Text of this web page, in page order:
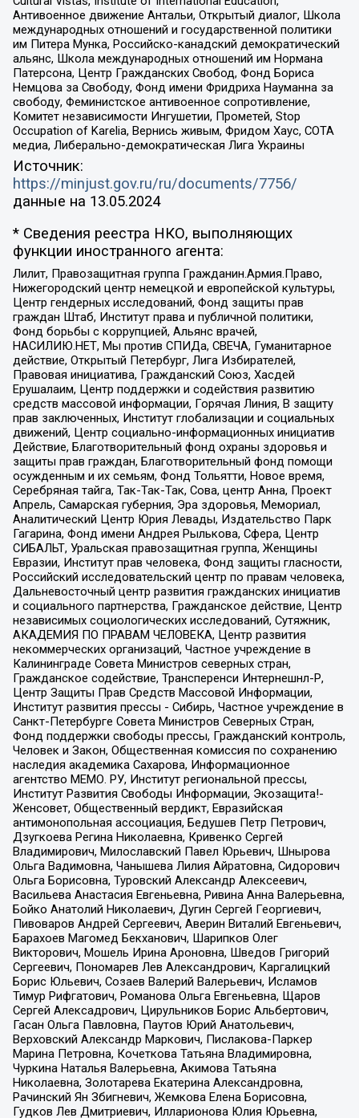
Антивоенное движение Антальи, Открытый диалог, Школа
международных отношений и государственной политики
им Питера Мунка, Российско-канадский демократический
альянс, Школа международных отношений им Нормана
Патерсона, Центр Гражданских Свобод, Фонд Бориса
Немцова за Свободу, Фонд имени Фридриха Науманна за
свободу, Феминистское антивоенное сопротивление,
Комитет независимости Ингушетии, Прометей, Stop
Occupation of Karelia, Вернись живым, Фридом Хаус, СОТА
медиа, Либерально-демократическая Лига Украины
Источник:
https://minjust.gov.ru/ru/documents/7756/
данные на 13.05.2024
* Сведения реестра НКО, выполняющих
функции иностранного агента:
Лилит, Правозащитная группа Гражданин.Армия.Право,
Нижегородский центр немецкой и европейской культуры,
Центр гендерных исследований, Фонд защиты прав
граждан Штаб, Институт права и публичной политики,
Фонд борьбы с коррупцией, Альянс врачей,
НАСИЛИЮ.НЕТ, Мы против СПИДа, СВЕЧА, Гуманитарное
действие, Открытый Петербург, Лига Избирателей,
Правовая инициатива, Гражданский Союз, Хасдей
Ерушалаим, Центр поддержки и содействия развитию
средств массовой информации, Горячая Линия, В защиту
прав заключенных, Институт глобализации и социальных
движений, Центр социально-информационных инициатив
Действие, Благотворительный фонд охраны здоровья и
защиты прав граждан, Благотворительный фонд помощи
осужденным и их семьям, Фонд Тольятти, Новое время,
Серебряная тайга, Так-Так-Так, Сова, центр Анна, Проект
Апрель, Самарская губерния, Эра здоровья, Мемориал,
Аналитический Центр Юрия Левады, Издательство Парк
Гагарина, Фонд имени Андрея Рылькова, Сфера, Центр
СИБАЛЬТ, Уральская правозащитная группа, Женщины
Евразии, Институт прав человека, Фонд защиты гласности,
Российский исследовательский центр по правам человека,
Дальневосточный центр развития гражданских инициатив
и социального партнерства, Гражданское действие, Центр
независимых социологических исследований, Сутяжник,
АКАДЕМИЯ ПО ПРАВАМ ЧЕЛОВЕКА, Центр развития
некоммерческих организаций, Частное учреждение в
Калининграде Совета Министров северных стран,
Гражданское содействие, Трансперенси Интернешнл-Р,
Центр Защиты Прав Средств Массовой Информации,
Институт развития прессы - Сибирь, Частное учреждение в
Санкт-Петербурге Совета Министров Северных Стран,
Фонд поддержки свободы прессы, Гражданский контроль,
Человек и Закон, Общественная комиссия по сохранению
наследия академика Сахарова, Информационное
агентство МЕМО. РУ, Институт региональной прессы,
Институт Развития Свободы Информации, Экозащита!-
Женсовет, Общественный вердикт, Евразийская
антимонопольная ассоциация, Бедушев Петр Петрович,
Дзугкоева Регина Николаевна, Кривенко Сергей
Владимирович, Милославский Павел Юрьевич, Шнырова
Ольга Вадимовна, Чанышева Лилия Айратовна, Сидорович
Ольга Борисовна, Туровский Александр Алексеевич,
Васильева Анастасия Евгеньевна, Ривина Анна Валерьевна,
Бойко Анатолий Николаевич, Дугин Сергей Георгиевич,
Пивоваров Андрей Сергеевич, Аверин Виталий Евгеньевич,
Барахоев Магомед Бекханович, Шарипков Олег
Викторович, Мошель Ирина Ароновна, Шведов Григорий
Сергеевич, Пономарев Лев Александрович, Каргалицкий
Борис Юльевич, Созаев Валерий Валерьевич, Исламов
Тимур Рифгатович, Романова Ольга Евгеньевна, Щаров
Сергей Алексадрович, Цирульников Борис Альбертович,
Гасан Ольга Павловна, Паутов Юрий Анатольевич,
Верховский Александр Маркович, Пислакова-Паркер
Марина Петровна, Кочеткова Татьяна Владимировна,
Чуркина Наталья Валерьевна, Акимова Татьяна
Николаевна, Золотарева Екатерина Александровна,
Рачинский Ян Збигневич, Жемкова Елена Борисовна,
Гудков Лев Дмитриевич, Илларионова Юлия Юрьевна,